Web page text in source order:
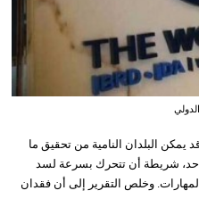
يمكن البلدان النامية من تحقيق ما
شريطة أن تتحرك بسرعة لسد
وخلص التقرير إلى أن فقدان